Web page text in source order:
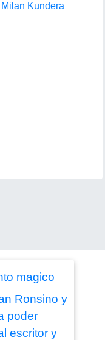
Kundera
magico
Ronsino y
poder
escritor y